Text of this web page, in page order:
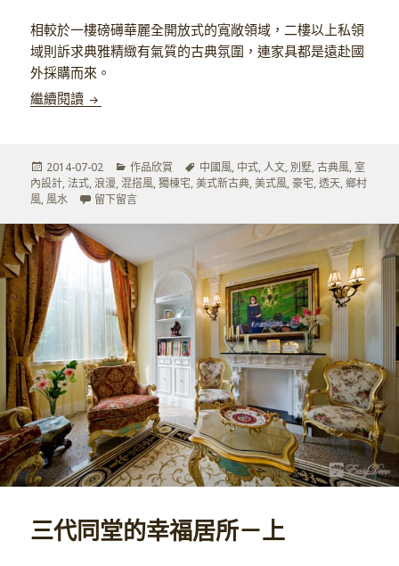
相較於一樓磅礡華麗全開放式的寬敞領域，二樓以上私領
域則訴求典雅精緻有氣質的古典氛圍，連家具都是遠赴國
外採購而來。
繼續閱讀 三代同堂的幸福居所－中
發
佈
於
2014-07-02
分
類
作品欣賞
標
籤
中國風, 中式,人文, 別墅,古典風,室
內設計, 法式,浪漫,混搭風,獨棟宅,美式新古典,美式風,豪宅,透天,鄉村
風, 風水 留下留言在 三代同堂的幸福居所－中
三代同堂的幸福居所－上